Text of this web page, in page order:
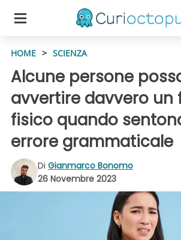
HOME > SCIENZA
Alcune persone
avvertire davvero un
fisico quando
errore grammaticale
Di Gianmarco Bonomo
26 Novembre 2023